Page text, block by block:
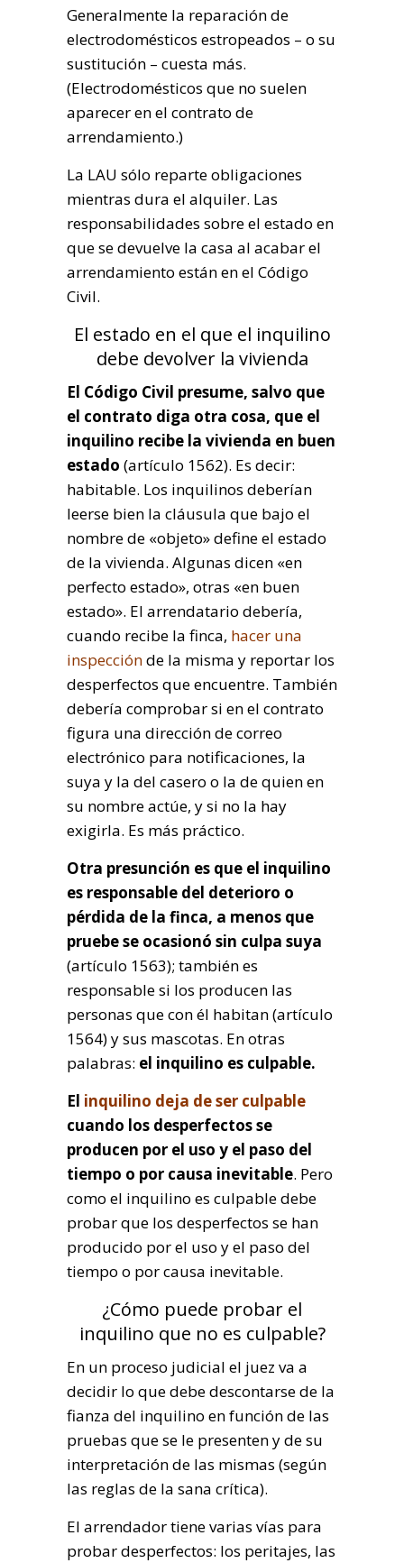
Generalmente la reparación de
electrodomésticos estropeados – o su
sustitución – cuesta más.
(Electrodomésticos que no suelen
aparecer en el contrato de
arrendamiento.)
La LAU sólo reparte obligaciones
mientras dura el alquiler. Las
responsabilidades sobre el estado en
que se devuelve la casa al acabar el
arrendamiento están en el Código
Civil.
El estado en el que el inquilino
debe devolver la vivienda
El Código Civil presume, salvo que
el contrato diga otra cosa, que el
inquilino recibe la vivienda en buen
estado (artículo 1562). Es decir:
habitable. Los inquilinos deberían
leerse bien la cláusula que bajo el
nombre de «objeto» define el estado
de la vivienda. Algunas dicen «en
perfecto estado», otras «en buen
estado». El arrendatario debería,
cuando recibe la finca, hacer una
inspecciónde la misma y reportar los
desperfectos que encuentre. También
debería comprobar si en el contrato
figura una dirección de correo
electrónico para notificaciones, la
suya y la del casero o la de quien en
su nombre actúe, y si no la hay
exigirla. Es más práctico.
Otra presunción es que el inquilino
es responsable del deterioro o
pérdida de la finca, a menos que
pruebe se ocasionó sin culpa suya
(artículo 1563); también es
responsable si los producen las
personas que con él habitan (artículo
1564) y sus mascotas. En otras
palabras: el inquilino es culpable.
El inquilino deja de ser culpable
cuando los desperfectos se
producen por el uso y el paso del
tiempo o por causa inevitable. Pero
como el inquilino es culpable debe
probar que los desperfectos se han
producido por el uso y el paso del
tiempo o por causa inevitable.
¿Cómo puede probar el
inquilino que no es culpable?
En un proceso judicial el juez va a
decidir lo que debe descontarse de la
fianza del inquilino en función de las
pruebas que se le presenten y de su
interpretación de las mismas (según
las reglas de la sana crítica).
El arrendador tiene varias vías para
probar desperfectos: los peritajes, las